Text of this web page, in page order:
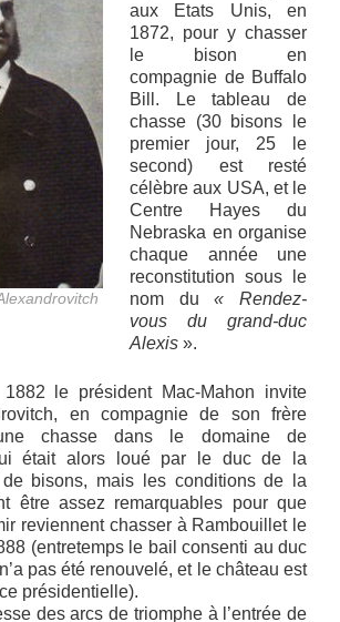
aux Etats Unis, en
1872, pour y chasser
le bison en
compagnie de Buffalo
Bill. Le tableau de
chasse (30 bisons le
premier jour, 25 le
second) est resté
célèbre aux USA, et le
Centre Hayes du
Nebraska en organise
chaque année une
reconstitution sous le
nom du« Rendez-
vous du grand-duc
Alexis ».
le président Mac-Mahon invite
en compagnie de son frère
chasse dans le domaine de
était alors loué par le duc de la
bisons, mais les conditions de la
être assez remarquables pour que
reviennent chasser à Rambouillet le
(entretemps le bail consenti au duc
pas été renouvelé, et le château est
présidentielle).
des arcs de triomphe à l’entrée de